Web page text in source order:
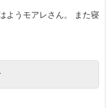
ようモアレさん。 また寝